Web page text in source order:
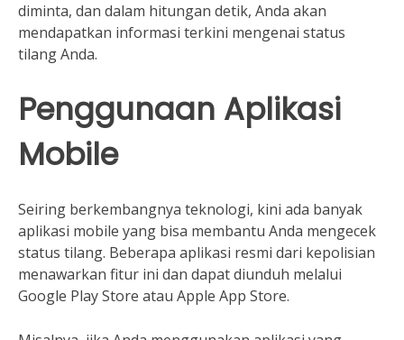
diminta, dan dalam hitungan detik, Anda akan
mendapatkan informasi terkini mengenai status
tilang Anda.
Penggunaan Aplikasi
Mobile
Seiring berkembangnya teknologi, kini ada banyak
aplikasi mobile yang bisa membantu Anda mengecek
status tilang. Beberapa aplikasi resmi dari kepolisian
menawarkan fitur ini dan dapat diunduh melalui
Google Play Store atau Apple App Store.